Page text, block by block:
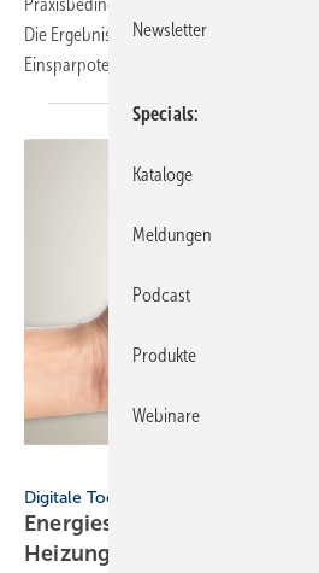
Praxisbedingungen erprobt und mit
Die Ergebnisse liefern konkrete
Einsparpotenzial ohne Eingriffe in die
Digitale Tools
Energiespar­rech­ner zur
Hei­zungs­mo­der­ni­sie­rung
Newsletter
Specials
Kataloge
Meldungen
Podcast
Produkte
Webinare